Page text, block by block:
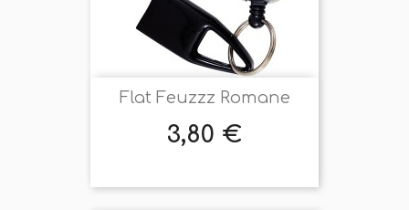
Flat Feuzzz Romane
Prix
3,80 €